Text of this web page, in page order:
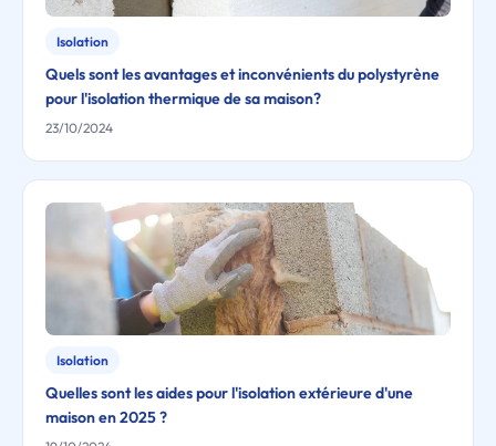
Isolation
Quels sont les avantages et inconvénients du polystyrène
pour l'isolation thermique de sa maison?
23/10/2024
Isolation
Quelles sont les aides pour l'isolation extérieure d'une
maison en 2025 ?